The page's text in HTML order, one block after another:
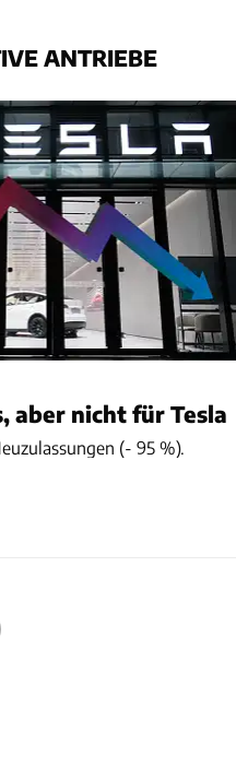
ANTRIEBE
aber nicht für Tesla
(- 95 %).